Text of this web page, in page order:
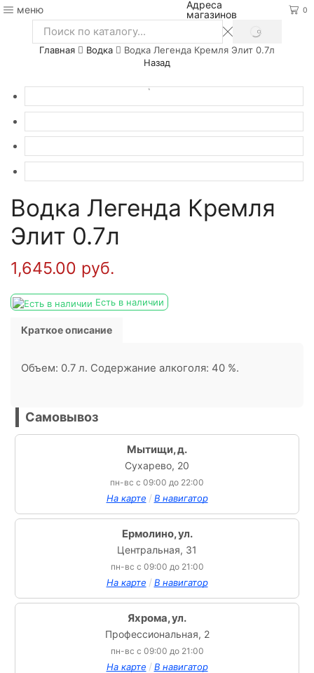
меню
Адреса
магазинов
0
Search
input
SEARCH
Главная Водка
Водка Легенда Кремля Элит 0.7л
Назад
Водка Легенда Кремля
Элит 0.7л
1,645.00 руб.
Есть в наличии
Краткое описание
Объем: 0.7 л. Содержание алкоголя: 40 %.
Самовывоз
Мытищи, д.
Сухарево, 20
пн-вс с 09:00 до 22:00
На карте / В навигатор
Ермолино, ул.
Центральная, 31
пн-вс с 09:00 до 21:00
На карте / В навигатор
Яхрома, ул.
Профессиональная, 2
пн-вс с 09:00 до 21:00
На карте / В навигатор